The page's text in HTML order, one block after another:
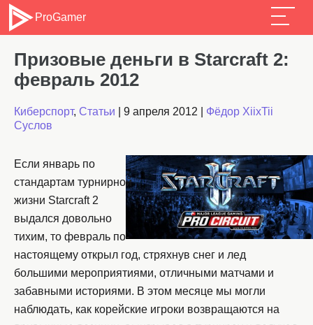
ProGamer
Призовые деньги в Starcraft 2:
февраль 2012
Киберспорт, Статьи 9 апреля 2012
Фёдор XiixTii
Суслов
Если январь по
стандартам турнирной
жизни Starcraft 2
выдался довольно
тихим, то февраль по-
настоящему открыл год, стряхнув снег и лед
большими мероприятиями, отличными матчами и
забавными историями. В этом месяце мы могли
наблюдать, как корейские игроки возвращаются на